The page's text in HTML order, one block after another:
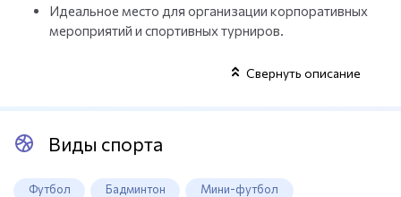
Идеальное место для организации корпоративных
мероприятий и спортивных турниров.
Свернуть описание
Виды спорта
Футбол Бадминтон Мини-футбол